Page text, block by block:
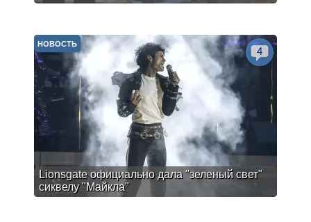
Lionsgate официально дала "зеленый свет"
сиквелу "Майкла"
НОВОСТЬ
4